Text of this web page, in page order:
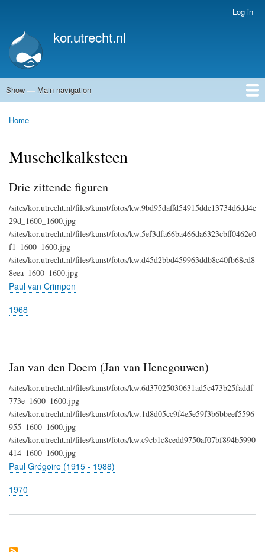
account
menu
Log in
kor.utrecht.nl
Main
Show — Main navigation
Home
Kunstwerken
Actueel
Routes
Breadcrumb
Home
Muschelkalksteen
Drie zittende figuren
/sites/kor.utrecht.nl/files/kunst/fotos/kw.9bd95daffd54915dde13734d6dd4e
29d_1600_1600.jpg
/sites/kor.utrecht.nl/files/kunst/fotos/kw.5ef3dfa66ba466da6323cbff0462e0
f1_1600_1600.jpg
/sites/kor.utrecht.nl/files/kunst/fotos/kw.d45d2bbd459963ddb8c40fb68cd8
8eea_1600_1600.jpg
Paul van Crimpen
1968
Jan van den Doem (Jan van Henegouwen)
/sites/kor.utrecht.nl/files/kunst/fotos/kw.6d37025030631ad5c473b25faddf
773e_1600_1600.jpg
/sites/kor.utrecht.nl/files/kunst/fotos/kw.1d8d05cc9f4e5e59f3b6bbeef5596
955_1600_1600.jpg
/sites/kor.utrecht.nl/files/kunst/fotos/kw.c9cb1c8cedd9750af07bf894b5990
414_1600_1600.jpg
Paul Grégoire (1915 - 1988)
1970